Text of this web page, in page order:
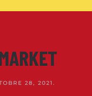
28, 2021 .